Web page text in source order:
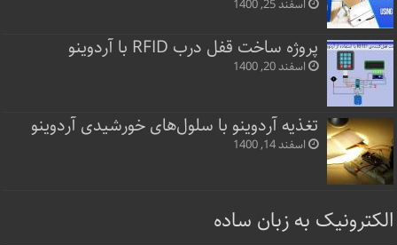
اسفند 25, 1400
پروژه ساخت قفل‌ درب RFID با آردوینو
اسفند 20, 1400
تغذیه آردوینو با سلول‌های خورشیدی آردوینو
اسفند 14, 1400
الکترونیک به زبان ساده